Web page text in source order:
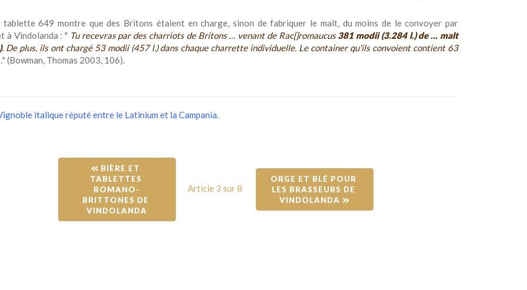
tablette 649 montre que des Britons étaient en charge, sinon de fabriquer le malt, du moins de le convoyer par
à Vindolanda : " Tu recevras par des charriots de Britons … venant de Rac[]romaucus381 modii (3.284 l.) de … malt
. De plus, ils ont chargé 53 modii (457 l.) dans chaque charrette individuelle. Le container qu'ils convoient contient 63
" (Bowman, Thomas 2003, 106).
italique réputé entre le Latinium et la Campania.
BIÈRE ET
TABLETTES
ROMANO-
BRITTONES DE
VINDOLANDA
Article 3 sur 8
ORGE ET BLÉ POUR
LES BRASSEURS DE
VINDOLANDA